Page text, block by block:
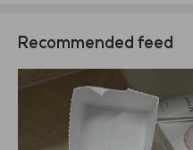
Recommended feed